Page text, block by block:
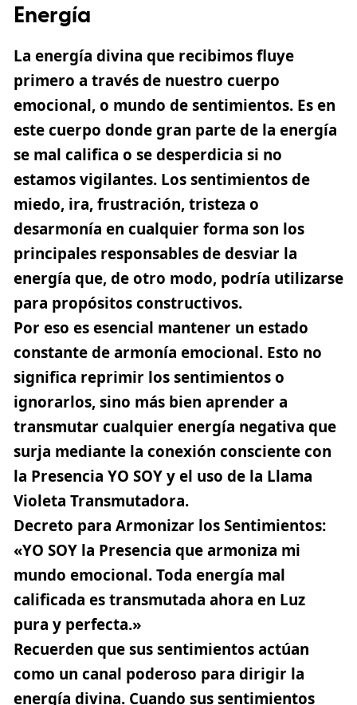
Energía
La energía divina que recibimos fluye
primero a través de nuestro cuerpo
emocional, o mundo de sentimientos. Es en
este cuerpo donde gran parte de la energía
se mal califica o se desperdicia si no
estamos vigilantes. Los sentimientos de
miedo, ira, frustración, tristeza o
desarmonía en cualquier forma son los
principales responsables de desviar la
energía que, de otro modo, podría utilizarse
para propósitos constructivos.
Por eso es esencial mantener un estado
constante de armonía emocional. Esto no
significa reprimir los sentimientos o
ignorarlos, sino más bien aprender a
transmutar cualquier energía negativa que
surja mediante la conexión consciente con
la Presencia YO SOYy el uso de la Llama
Violeta Transmutadora.
Decreto para Armonizar los Sentimientos:
«YO SOY la Presencia que armoniza mi
mundo emocional. Toda energía mal
calificada es transmutada ahora en Luz
pura y perfecta.»
Recuerden que sus sentimientos actúan
como un canal poderoso para dirigir la
energía divina. Cuando sus sentimientos